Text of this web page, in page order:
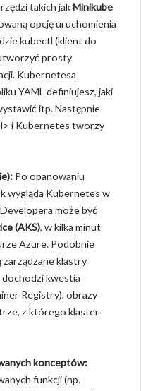
takich jakMinikube
opcję uruchomienia
kubectl (klient do
prosty
Kubernetesa
YAML definiujesz, jaki
itp. Następnie
i Kubernetes tworzy
Po opanowaniu
wygląda Kubernetes w
może być
(AKS), w kilka minut
Azure. Podobnie
zarządzane klastry
kwestia
Registry), obrazy
z którego klaster
konceptów:
funkcji (np.